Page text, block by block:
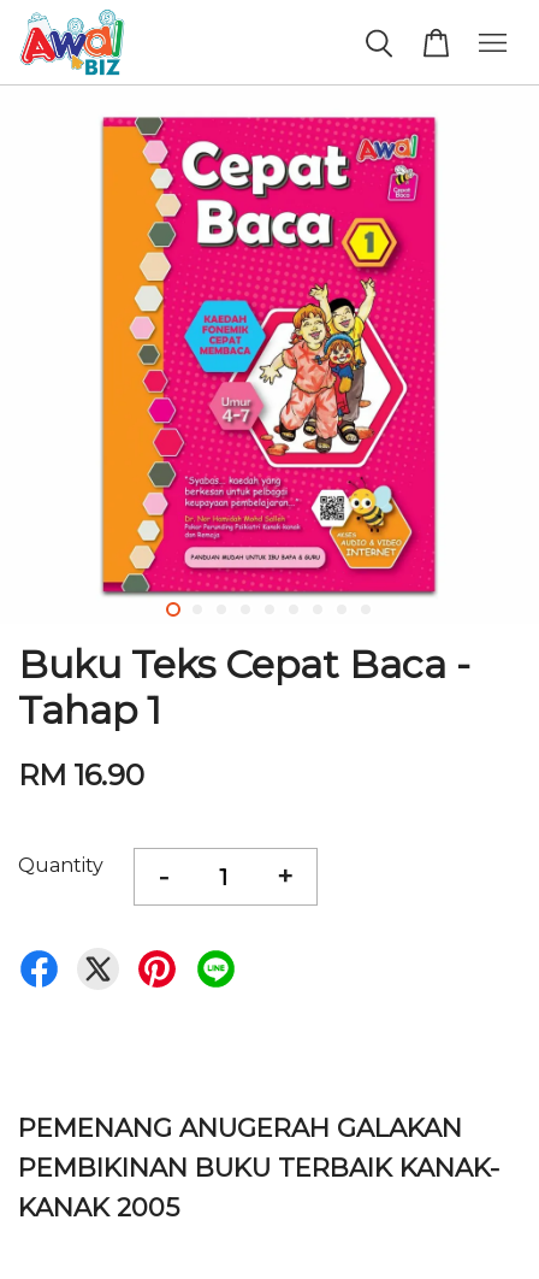
Buku Teks Cepat Baca -
Tahap 1
RM 16.90
Quantity - +
PEMENANG ANUGERAH GALAKAN
PEMBIKINAN BUKU TERBAIK KANAK-
KANAK 2005